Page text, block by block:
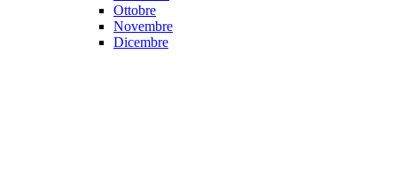
Ottobre
Novembre
Dicembre